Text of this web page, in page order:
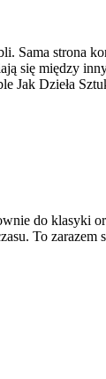
strona
się między
Jak Dzieła
do klasyki
To